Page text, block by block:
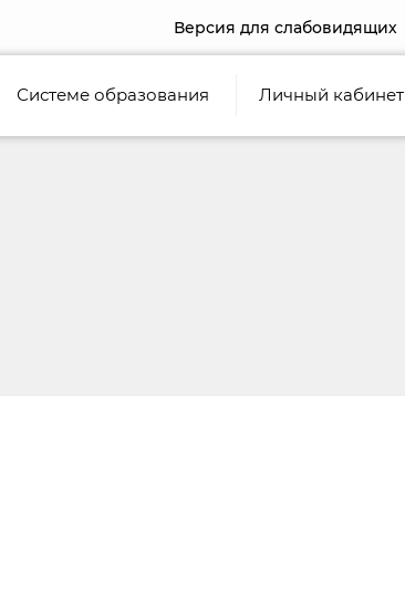
Версия для слабовидящих
Системе образования Личный кабинет